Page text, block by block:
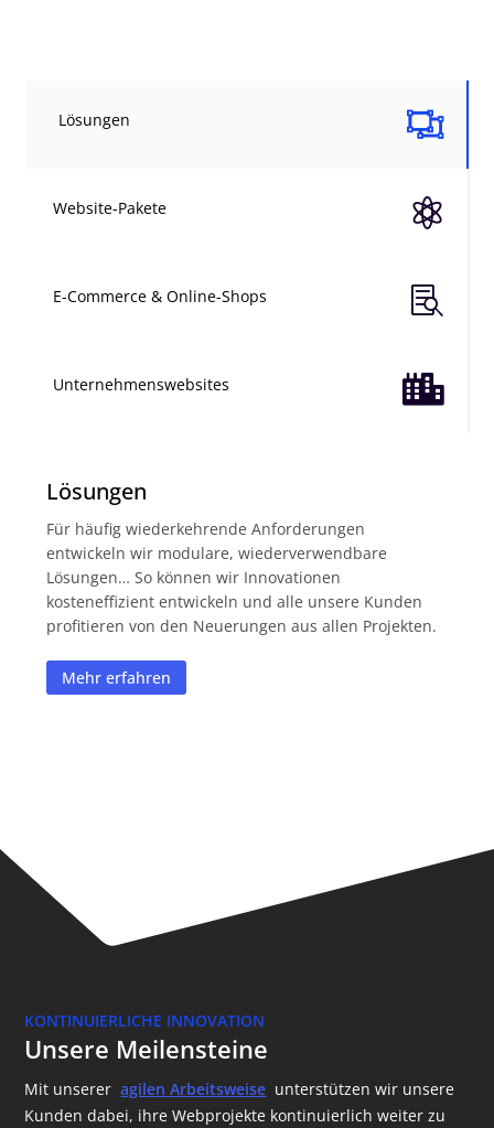

Lösungen

Website-Pakete

E-Commerce & Online-Shops

Unternehmenswebsites
Lösungen
Für häufig wiederkehrende Anforderungen
entwickeln wir modulare, wiederverwendbare
Lösungen… So können wir Innovationen
kosteneffizient entwickeln und alle unsere Kunden
profitieren von den Neuerungen aus allen Projekten.
Mehr erfahren
KONTINUIERLICHE INNOVATION
Unsere Meilensteine
Mit unserer agilen Arbeitsweise unterstützen wir unsere
Kunden dabei, ihre Webprojekte kontinuierlich weiter zu